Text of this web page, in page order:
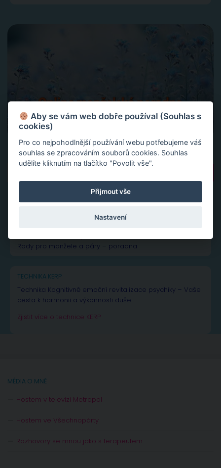
Vyhledávání
Rady pro manžele a páry – poradna
TECHNIKA KERP
Technika Kognitivně emoční revitalizace psychiky – Vaše
cesta k harmonii a výkonnosti duše.
Zjistit více o technice KERP
MÉDIA O MNĚ
Hostem v televizi Metropol
Hostem ve Všechnopárty
Rozhovory se mnou jako s terapeutem
Aby se vám web dobře používal (Souhlas s
cookies)
Pro co nejpohodlnější používání webu potřebujeme váš
souhlas se zpracováním souborů cookies. Souhlas
udělíte kliknutím na tlačítko "Povolit vše".
Přijmout vše
Nastavení